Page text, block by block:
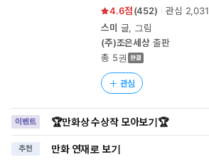
4.6 (452) 관심 2,031
스미 글, 그림
(주)조은세상 출판
총 5권
관심
이벤트 🏆만화상 수상작 모아보기🏆
추천 만화 연재로 보기